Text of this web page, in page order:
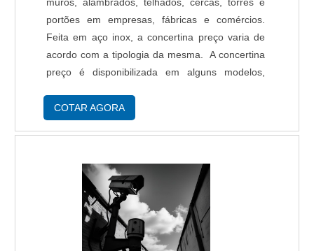
portões em empresas, fábricas e comércios.
Feita em aço inox, a concertina preço varia de
acordo com a tipologia da mesma. A concertina
preço é disponibilizada em alguns modelos,
espirais é indicada para uso em locais d....
COTAR AGORA